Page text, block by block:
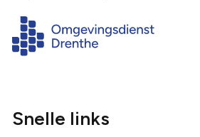
Snelle links